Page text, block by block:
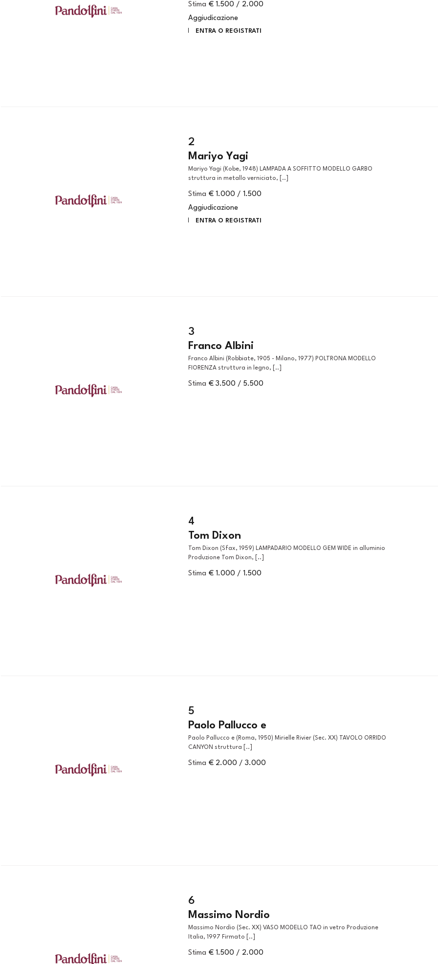
Stima € 1.500 / 2.000
Aggiudicazione
ENTRA O REGISTRATI
2
Mariyo Yagi
Mariyo Yagi (Kobe, 1948) LAMPADA A SOFFITTO MODELLO GARBO
struttura in metallo verniciato, [..]
Stima € 1.000 / 1.500
Aggiudicazione
ENTRA O REGISTRATI
3
Franco Albini
Franco Albini (Robbiate, 1905 - Milano, 1977) POLTRONA MODELLO
FIORENZA struttura in legno, [..]
Stima € 3.500 / 5.500
4
Tom Dixon
Produzione Tom Dixon, [..]
Stima € 1.000 / 1.500
5
Paolo Pallucco e
Paolo Pallucco e (Roma, 1950) Mirielle Rivier (Sec. XX) TAVOLO ORRIDO
CANYON struttura [..]
Stima € 2.000 / 3.000
6
Massimo Nordio
Massimo Nordio (Sec. XX) VASO MODELLO TAO in vetro Produzione
Italia, 1997 Firmato [..]
Stima € 1.500 / 2.000